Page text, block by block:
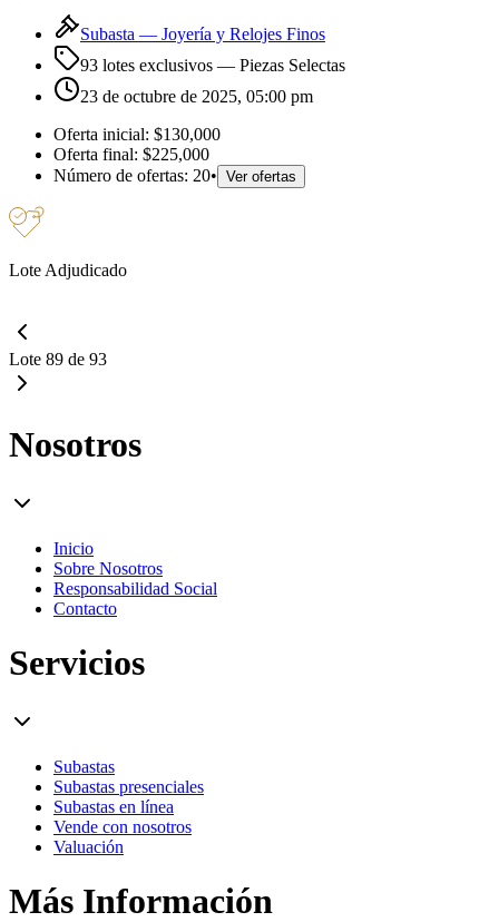
Subasta — Joyería y Relojes Finos
93 lotes exclusivos — Piezas Selectas
23 de octubre de 2025, 05:00 pm
Oferta inicial: $130,000
Oferta final: $225,000
Número de ofertas: 20• Ver ofertas
Lote Adjudicado
Lote 89 de 93
Nosotros
Inicio
Sobre Nosotros
Responsabilidad Social
Contacto
Servicios
Subastas
Subastas presenciales
Subastas en línea
Vende con nosotros
Valuación
Más Información